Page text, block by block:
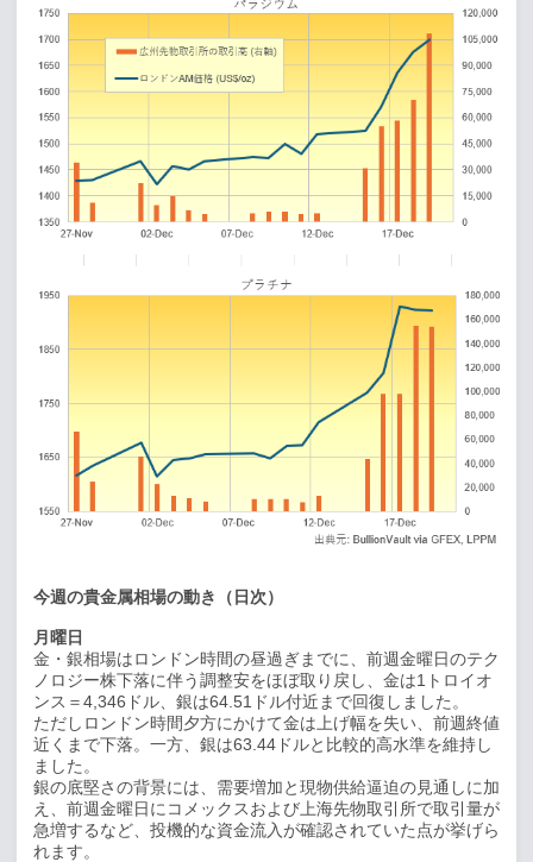
今週の貴金属相場の動き（日次）
月曜日
金・銀相場はロンドン時間の昼過ぎまでに、前週金曜日のテク
ノロジー株下落に伴う調整安をほぼ取り戻し、金は1 トロイオ
ンス＝4,346 ドル、銀は64.51 ドル付近まで回復しました。
ただしロンドン時間夕方にかけて金は上げ幅を失い、前週終値
近くまで下落。一方、銀は63.44 ドルと比較的高水準を維持し
ました。
銀の底堅さの背景には、需要増加と現物供給逼迫の見通しに加
え、前週金曜日にコメックスおよび上海先物取引所で取引量が
急増するなど、投機的な資金流入が確認されていた点が挙げら
れます。